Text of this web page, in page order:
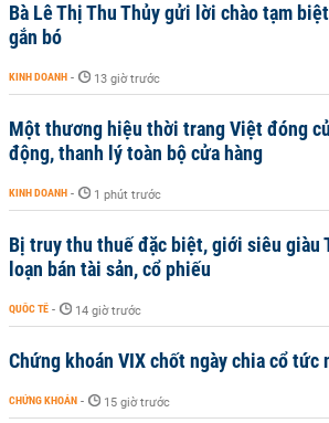
Bà Lê Thị Thu Thủy gửi lời chào tạm
gắn bó
KINH DOANH - 13 giờ trước
Một thương hiệu thời trang Việt đóng
động, thanh lý toàn bộ cửa hàng
KINH DOANH - 1 phút trước
Bị truy thu thuế đặc biệt, giới siêu giàu
loạn bán tài sản, cổ phiếu
QUỐC TẾ - 14 giờ trước
Chứng khoán VIX chốt ngày chia cổ tức
CHỨNG KHOÁN - 15 giờ trước